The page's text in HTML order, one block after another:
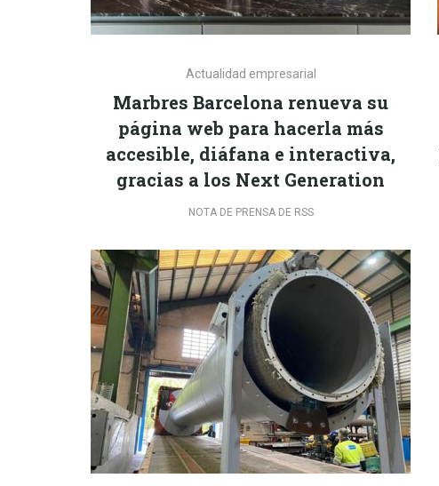
Actualidad empresarial
Marbres Barcelona renueva su
página web para hacerla más
accesible, diáfana e interactiva,
gracias a los Next Generation
NOTA DE PRENSA DE RSS